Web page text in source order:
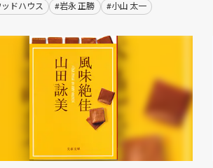
ドハウス #岩永 正勝 #小山 太一